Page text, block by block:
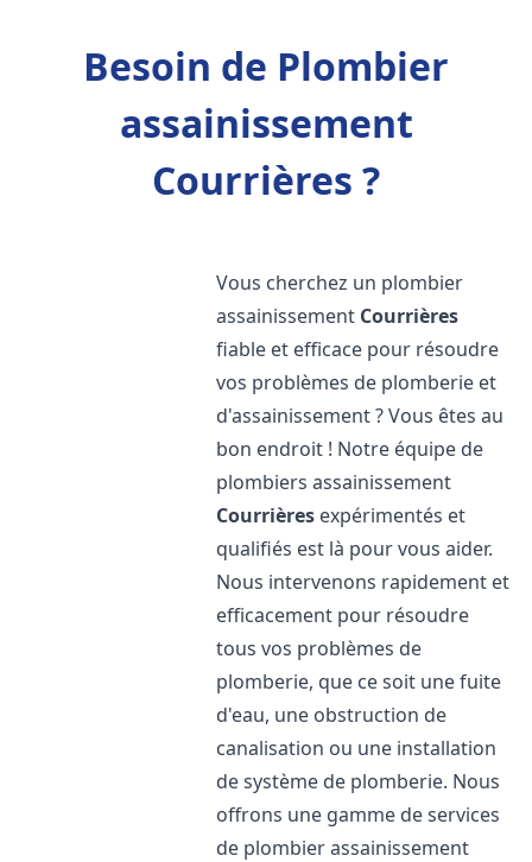
Besoin de Plombier
assainissement
Courrières ?
Vous cherchez un plombier
assainissement Courrières
fiable et efficace pour résoudre
vos problèmes de plomberie et
d'assainissement ? Vous êtes au
bon endroit ! Notre équipe de
plombiers assainissement
Courrières expérimentés et
qualifiés est là pour vous aider.
Nous intervenons rapidement et
efficacement pour résoudre
tous vos problèmes de
plomberie, que ce soit une fuite
d'eau, une obstruction de
canalisation ou une installation
de système de plomberie. Nous
offrons une gamme de services
de plombier assainissement